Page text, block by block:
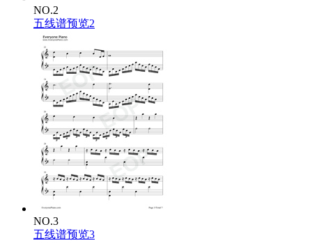
NO.2
五线谱预览2
NO.3
五线谱预览3